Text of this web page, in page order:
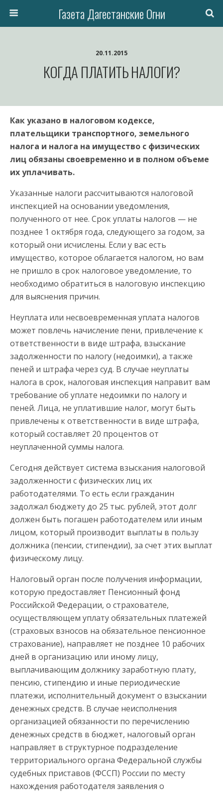
Газета Дагестанские Огни
20.11.2015
КОГДА ПЛАТИТЬ НАЛОГИ?
Как указано в налоговом кодексе,
плательщики транспортного, земельного
налога и налога на имущество с физических
лиц обязаны своевременно и в полном объеме
их уплачивать.
Указанные налоги рассчитываются налоговой
инспекцией на основании уведомления,
полученного от нее. Срок уплаты налогов — не
позднее 1 октября года, следующего за годом, за
который они исчислены. Если у вас есть
имущество, которое облагается налогом, но вам
не пришло в срок налоговое уведомление, то
необходимо обратиться в налоговую инспекцию
для выяснения причин.
Неуплата или несвоевременная уплата налогов
может повлечь начисление пени, привлечение к
ответственности в виде штрафа, взыскание
задолженности по налогу (недоимки), а также
пеней и штрафа через суд. В случае неуплаты
налога в срок, налоговая инспекция направит вам
требование об уплате недоимки по налогу и
пеней. Лица, не уплатившие налог, могут быть
привлечены к ответственности в виде штрафа,
который составляет 20 процентов от
неуплаченной суммы налога.
Сегодня действует система взыскания налоговой
задолженности с физических лиц их
работодателями. То есть если гражданин
задолжал бюджету до 25 тыс. рублей, этот долг
должен быть погашен работодателем или иным
лицом, который производит выплаты в пользу
должника (пенсии, стипендии), за счет этих выплат
физическому лицу.
Налоговый орган после получения информации,
которую предоставляет Пенсионный фонд
Российской Федерации, о страхователе,
осуществляющем уплату обязательных платежей
(страховых взносов на обязательное пенсионное
страхование), направляет не позднее 10 рабочих
дней в организацию или иному лицу,
выплачивающим должнику заработную плату,
пенсию, стипендию и иные периодические
платежи, исполнительный документ о взыскании
денежных средств. В случае неисполнения
организацией обязанности по перечислению
денежных средств в бюджет, налоговый орган
направляет в структурное подразделение
территориального органа Федеральной службы
судебных приставов (ФССП) России по месту
нахождения работодателя заявления о